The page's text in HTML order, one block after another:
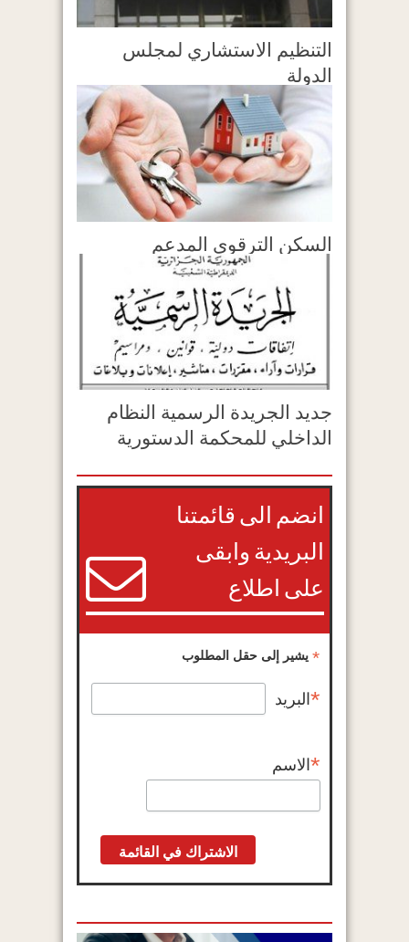
التنظيم الاستشاري لمجلس
الدولة
السكن الترقوي المدعم
جديد الجريدة الرسمية النظام
الداخلي للمحكمة الدستورية
انضم الى قائمتنا
البريدية وابقى
على اطلاع
*يشير إلى حقل المطلوب
* البريد
*الاسم